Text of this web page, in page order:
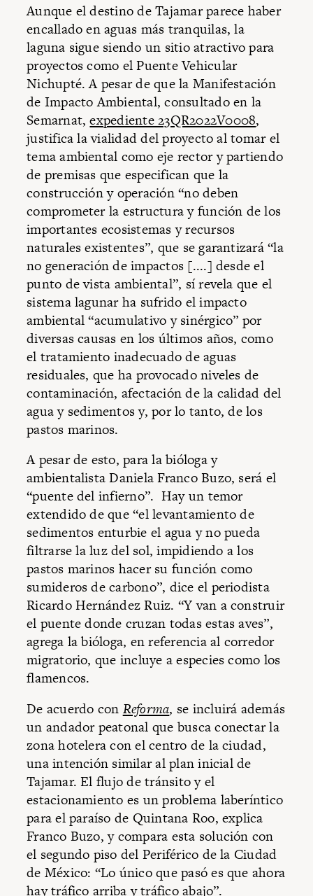
Aunque el destino de Tajamar parece haber
encallado en aguas más tranquilas, la
laguna sigue siendo un sitio atractivo para
proyectos como el Puente Vehicular
Nichupté. A pesar de que la Manifestación
de Impacto Ambiental, consultado en la
Semarnat,expediente 23QR2022V0008,
justifica la vialidad del proyecto al tomar el
tema ambiental como eje rector y partiendo
de premisas que especifican que la
construcción y operación “no deben
comprometer la estructura y función de los
importantes ecosistemas y recursos
naturales existentes”, que se garantizará “la
no generación de impactos [....] desde el
punto de vista ambiental”, sí revela que el
sistema lagunar ha sufrido el impacto
ambiental “acumulativo y sinérgico” por
diversas causas en los últimos años, como
el tratamiento inadecuado de aguas
residuales, que ha provocado niveles de
contaminación, afectación de la calidad del
agua y sedimentos y, por lo tanto, de los
pastos marinos.
A pesar de esto, para la bióloga y
ambientalista Daniela Franco Buzo, será el
“puente del infierno”. Hay un temor
extendido de que “el levantamiento de
sedimentos enturbie el agua y no pueda
filtrarse la luz del sol, impidiendo a los
pastos marinos hacer su función como
sumideros de carbono”, dice el periodista
Ricardo Hernández Ruiz. “Y van a construir
el puente donde cruzan todas estas aves”,
agrega la bióloga, en referencia al corredor
migratorio, que incluye a especies como los
flamencos.
De acuerdo con Reforma, se incluirá además
un andador peatonal que busca conectar la
zona hotelera con el centro de la ciudad,
una intención similar al plan inicial de
Tajamar. El flujo de tránsito y el
estacionamiento es un problema laberíntico
para el paraíso de Quintana Roo, explica
Franco Buzo, y compara esta solución con
el segundo piso del Periférico de la Ciudad
de México: “Lo único que pasó es que ahora
hay tráfico arriba y tráfico abajo”.